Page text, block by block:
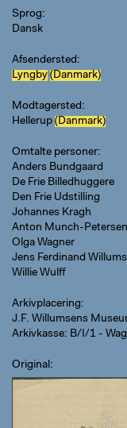
Sprog
Dansk
Afsendersted
Lyngby (Danmark)
Modtagersted
Hellerup (Danmark)
Omtalte personer
Anders Bundgaard
De Frie Billedhuggere
Den Frie Udstilling
Johannes Kragh
Anton Munch-Petersen
Olga Wagner
Jens Ferdinand
Willie Wulff
Arkivplacering
J.F. Willumsens
Arkivkasse: B/I/1 -
Original